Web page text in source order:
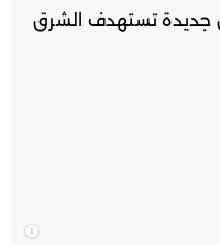
جديدة تستهدف الشرق